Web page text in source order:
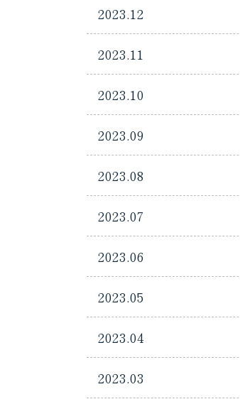
2023.12
2023.11
2023.10
2023.09
2023.08
2023.07
2023.06
2023.05
2023.04
2023.03